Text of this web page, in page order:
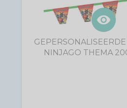
visibility
NINJAGO THEMA